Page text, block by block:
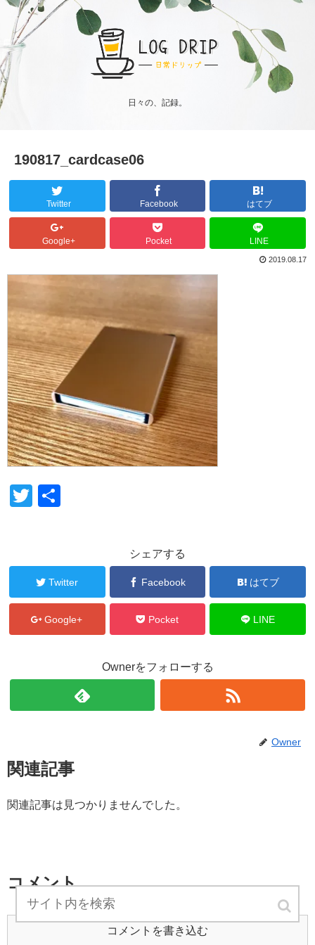
日々の、記録。
190817_cardcase06
Twitter Facebook はてブ
Google+ Pocket LINE
2019.08.17
T
er
シェアする
Twitter Facebook はてブ
Google+ Pocket LINE
Ownerをフォローする
Owner
関連記事
関連記事は見つかりませんでした。
コメント
コメントを書き込む